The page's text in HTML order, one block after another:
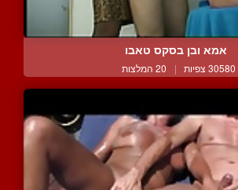
אמא ובן בסקס טאבו
30580 צפיות | 20 המלצות